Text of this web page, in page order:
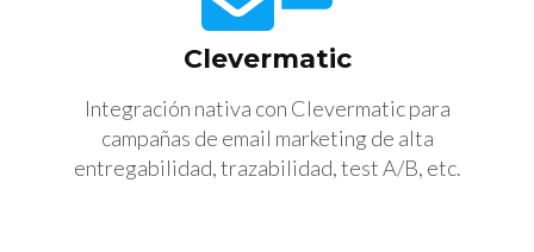
Clevermatic
Integración nativa con Clevermatic para
campañas de email marketing de alta
entregabilidad, trazabilidad, test A/B, etc.